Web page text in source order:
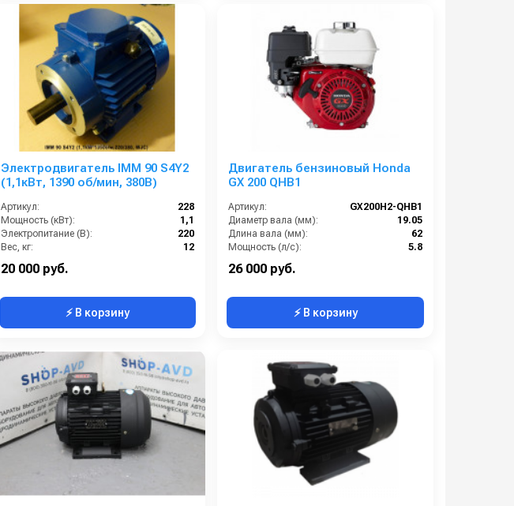
Электродвигатель IMM 90 S4Y2
(1,1кВт, 1390 об/мин, 380В)
Артикул:
228
Мощность (кВт):
1,1
Электропитание (В):
220
Вес, кг:
12
20 000 руб.
⚡ В корзину
Двигатель бензиновый Honda
GX 200 QHB1
Артикул:
GX200H2-QHB1
Диаметр вала (мм):
19.05
Длина вала (мм):
62
Мощность (л/с):
5.8
26 000 руб.
⚡ В корзину